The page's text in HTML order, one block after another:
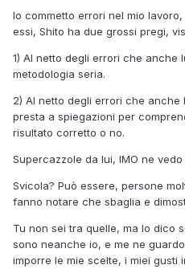
Io commetto errori nel mio
essi, Shito ha due grossi pregi,
1) Al netto degli errori che anche
metodologia seria.
2) Al netto degli errori che anche
presta a spiegazioni per
risultato corretto o no.
Supercazzole da lui, IMO ne
Svicola? Può essere, persone
fanno notare che sbaglia e
Tu non sei tra quelle, ma lo dico
sono neanche io, e me ne
imporre le mie scelte, i miei gusti